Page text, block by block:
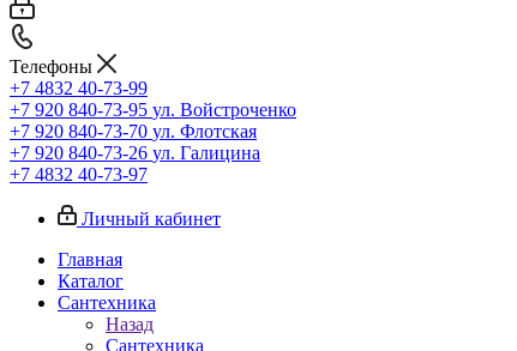
Телефоны
+7 4832 40-73-99
+7 920 840-73-95 ул. Войстроченко
+7 920 840-73-70 ул. Флотская
+7 920 840-73-26 ул. Галицина
+7 4832 40-73-97
Личный кабинет
Главная
Каталог
Сантехника
Назад
Сантехника